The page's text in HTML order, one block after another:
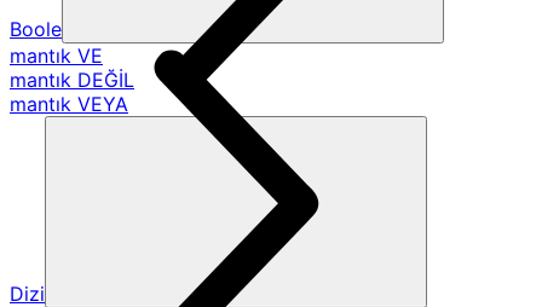
Boole
mantık VE
mantık DEĞİL
mantık VEYA
Dizi